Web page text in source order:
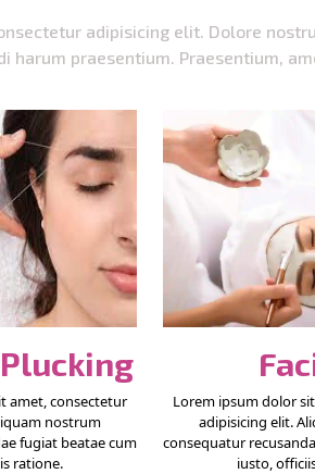
adipisicing elit. Dolore
harum praesentium. Praesentium,
amet, consectetur
nostrum
fugiat beatae cum
ratione.
Lorem ipsum dolor
adipisicing elit.
consequatur
iusto,